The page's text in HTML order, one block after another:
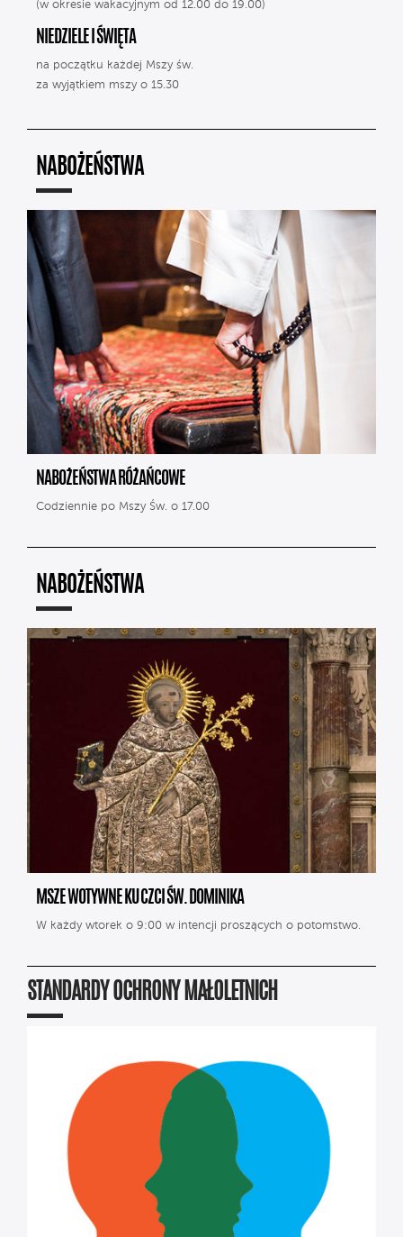
(w okresie wakacyjnym od 12.00 do 19.00)
NIEDZIELE I ŚWIĘTA
na początku każdej Mszy św.
za wyjątkiem mszy o 15.30
NABOŻEŃSTWA
NABOŻEŃSTWA RÓŻAŃCOWE
Codziennie po Mszy Św. o 17.00
NABOŻEŃSTWA
MSZE WOTYWNE KU CZCI ŚW. DOMINIKA
W każdy wtorek o 9:00 w intencji proszących o potomstwo.
STANDARDY OCHRONY MAŁOLETNICH